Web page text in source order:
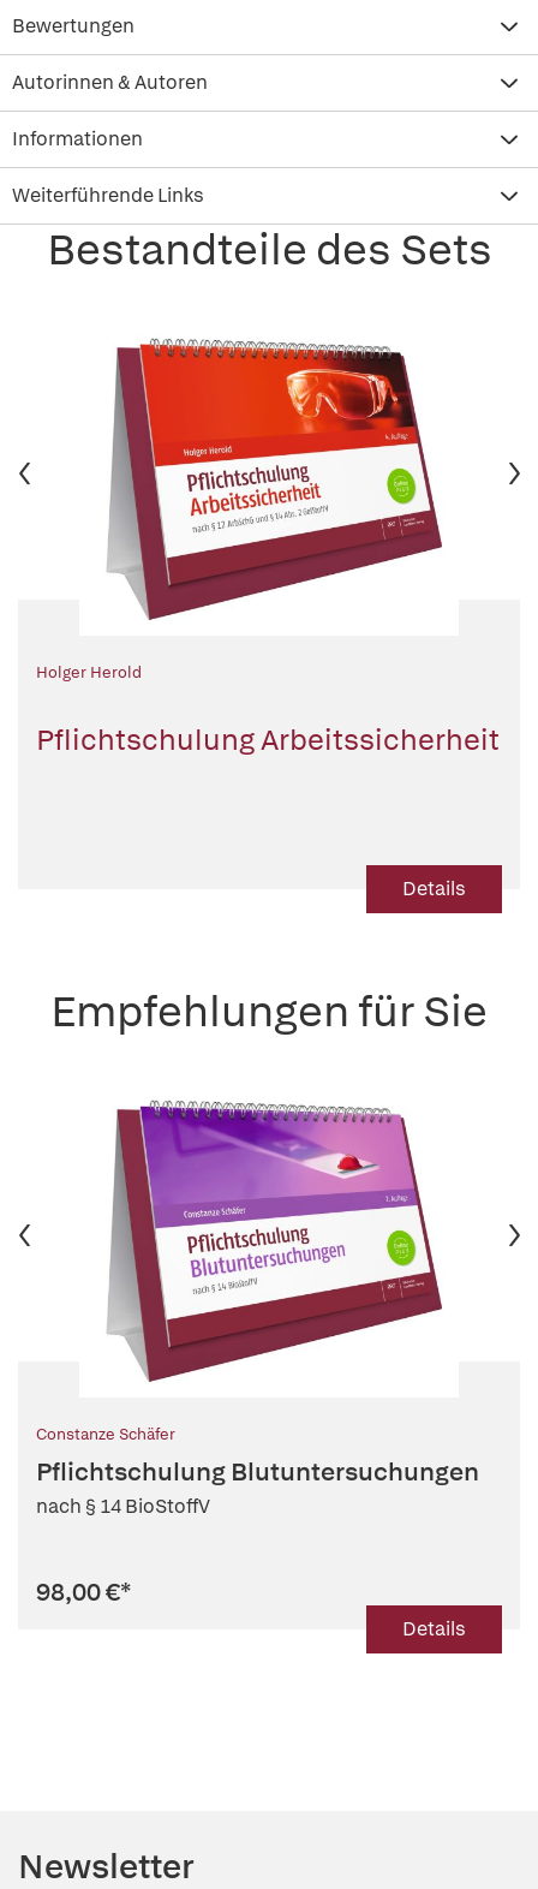
Bewertungen
Autorinnen & Autoren
Informationen
Weiterführende Links
Bestandteile des Sets
Holger Herold
Pflichtschulung Arbeitssicherheit
Details
Empfehlungen für Sie
Constanze Schäfer
Pflichtschulung Blutuntersuchungen
nach § 14 BioStoffV
98,00 €*
Details
Newsletter